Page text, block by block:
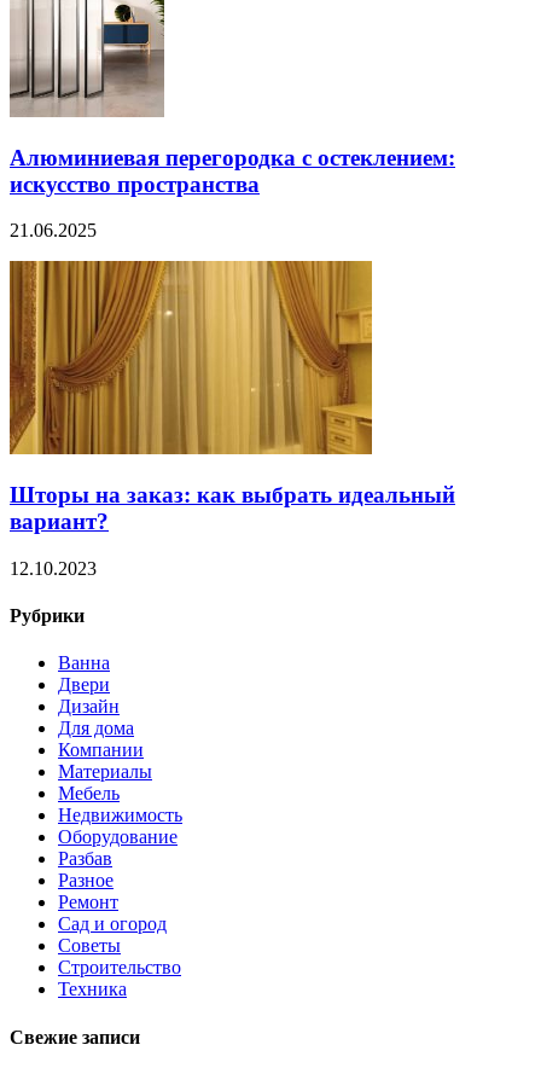
Алюминиевая перегородка с остеклением:
искусство пространства
21.06.2025
Шторы на заказ: как выбрать идеальный
вариант?
12.10.2023
Рубрики
Ванна
Двери
Дизайн
Для дома
Компании
Материалы
Мебель
Недвижимость
Оборудование
Разбав
Разное
Ремонт
Сад и огород
Советы
Строительство
Техника
Свежие записи